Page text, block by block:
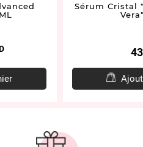
Sérum Cristal
Prix